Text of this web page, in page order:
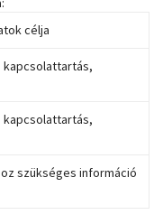
célja
kapcsolattartás,
kapcsolattartás,
szükséges információ